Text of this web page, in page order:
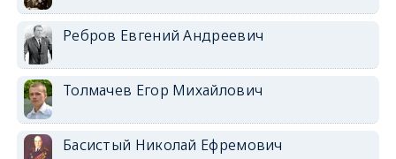
Ребров Евгений Андреевич
Толмачев Егор Михайлович
Басистый Николай Ефремович